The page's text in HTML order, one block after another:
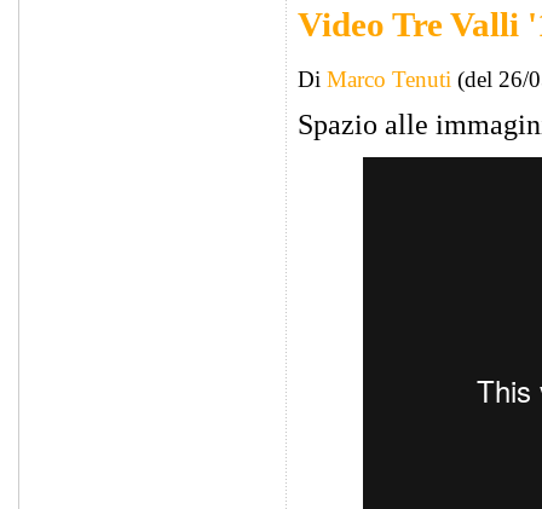
Video Tre Valli
Di Marco Tenuti (del 26/
Spazio alle